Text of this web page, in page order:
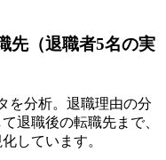
先（退職者5名の実
を分析。退職理由の分
退職後の転職先まで、
しています。